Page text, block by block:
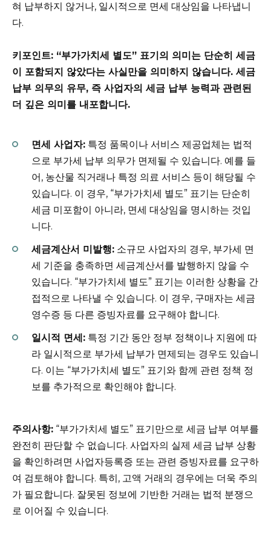
혀 납부하지 않거나, 일시적으로 면세 대상임을 나타냅니
다.
키포인트: “부가가치세 별도” 표기의 의미는 단순히 세금
이 포함되지 않았다는 사실만을 의미하지 않습니다. 세금
납부 의무의 유무, 즉 사업자의 세금 납부 능력과 관련된
더 깊은 의미를 내포합니다.
면세 사업자: 특정 품목이나 서비스 제공업체는 법적
으로 부가세 납부 의무가 면제될 수 있습니다. 예를 들
어, 농산물 직거래나 특정 의료 서비스 등이 해당될 수
있습니다. 이 경우, “부가가치세 별도” 표기는 단순히
세금 미포함이 아니라, 면세 대상임을 명시하는 것입
니다.
세금계산서 미발행: 소규모 사업자의 경우, 부가세 면
세 기준을 충족하면 세금계산서를 발행하지 않을 수
있습니다. “부가가치세 별도” 표기는 이러한 상황을 간
접적으로 나타낼 수 있습니다. 이 경우, 구매자는 세금
영수증 등 다른 증빙자료를 요구해야 합니다.
일시적 면세: 특정 기간 동안 정부 정책이나 지원에 따
라 일시적으로 부가세 납부가 면제되는 경우도 있습니
다. 이는 “부가가치세 별도” 표기와 함께 관련 정책 정
보를 추가적으로 확인해야 합니다.
주의사항: “부가가치세 별도” 표기만으로 세금 납부 여부를
완전히 판단할 수 없습니다. 사업자의 실제 세금 납부 상황
을 확인하려면 사업자등록증 또는 관련 증빙자료를 요구하
여 검토해야 합니다. 특히, 고액 거래의 경우에는 더욱 주의
가 필요합니다. 잘못된 정보에 기반한 거래는 법적 분쟁으
로 이어질 수 있습니다.